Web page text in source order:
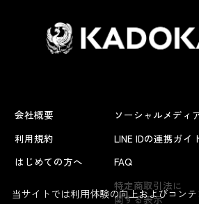
会社概要
利用規約
はじめての方へ
ソーシャルメディ
LINE IDの連携ガイ
FAQ
特定商取引法に
関する表示
当サイトでは利用体験の向上およびコン